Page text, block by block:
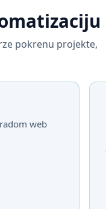
pokrenu projekte,
web